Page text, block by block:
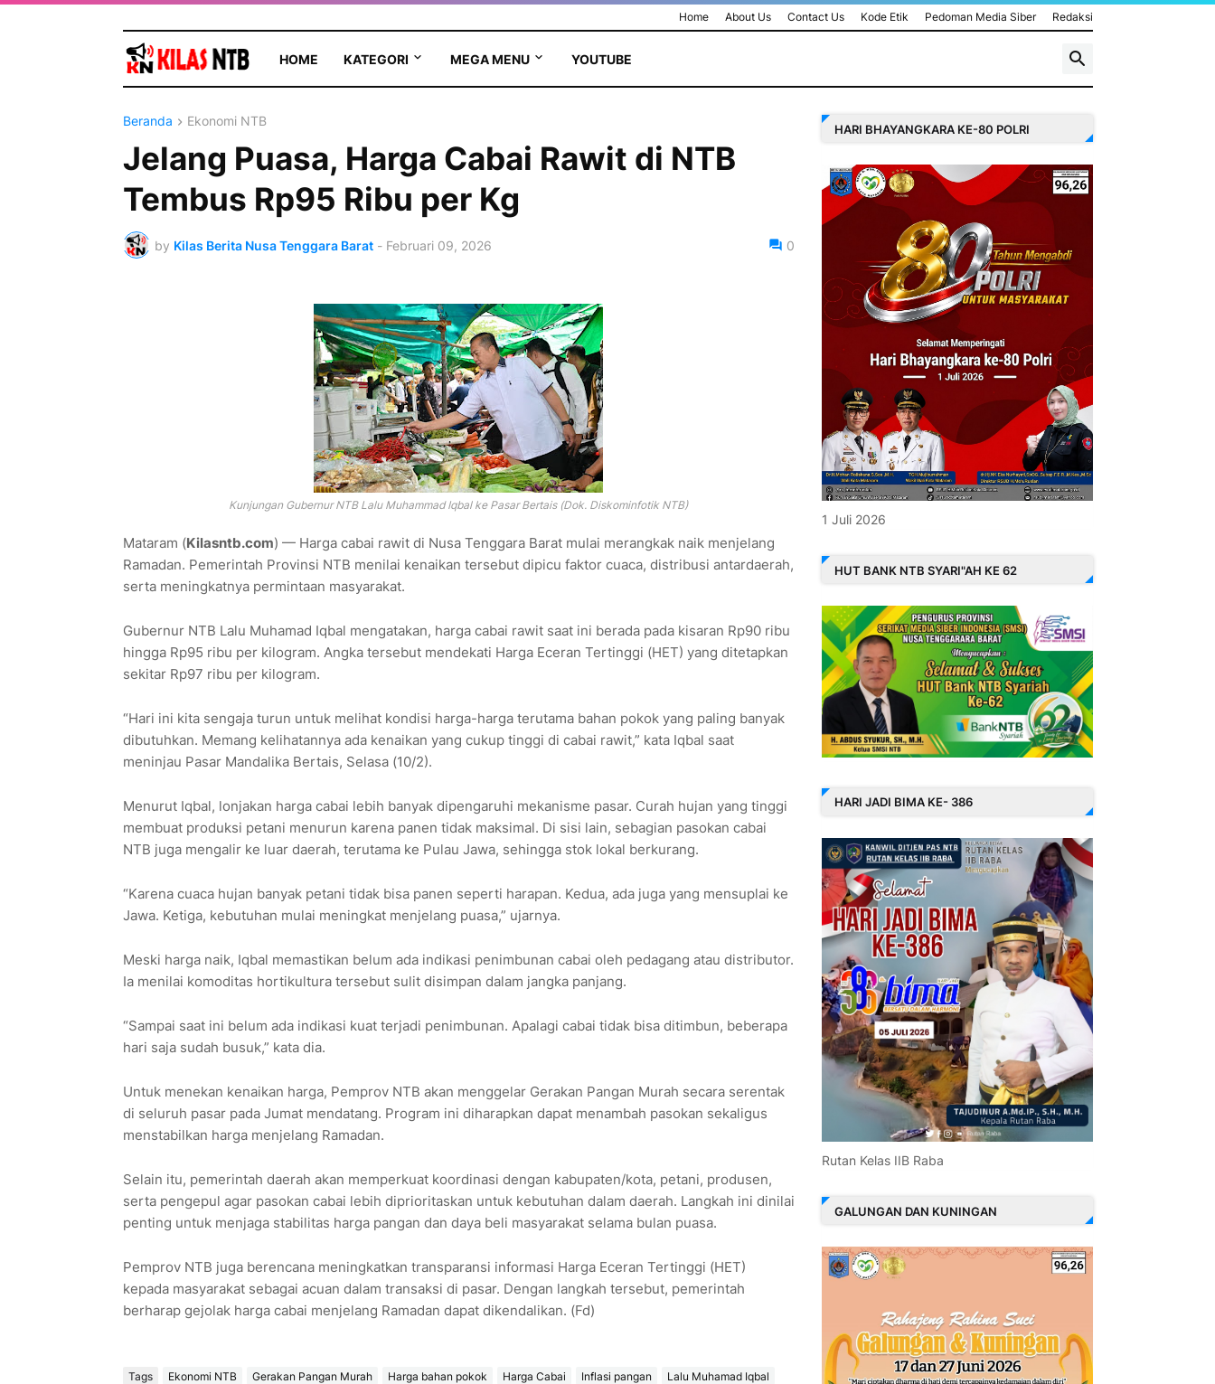
Home About Us Contact Us Kode Etik Pedoman Media Siber Redaksi
HOME KATEGORI MEGA MENU YOUTUBE
Beranda Ekonomi NTB
Jelang Puasa, Harga Cabai Rawit di NTB
Tembus Rp95 Ribu per Kg
by Kilas Berita Nusa Tenggara Barat - Februari 09, 2026 0
Kunjungan Gubernur NTB Lalu Muhammad Iqbal ke Pasar Bertais (Dok. Diskominfotik NTB)
Mataram (Kilasntb.com) — Harga cabai rawit di Nusa Tenggara Barat mulai merangkak naik menjelang
Ramadan. Pemerintah Provinsi NTB menilai kenaikan tersebut dipicu faktor cuaca, distribusi antardaerah,
serta meningkatnya permintaan masyarakat.
Gubernur NTB Lalu Muhamad Iqbal mengatakan, harga cabai rawit saat ini berada pada kisaran Rp90 ribu
hingga Rp95 ribu per kilogram. Angka tersebut mendekati Harga Eceran Tertinggi (HET) yang ditetapkan
sekitar Rp97 ribu per kilogram.
“Hari ini kita sengaja turun untuk melihat kondisi harga-harga terutama bahan pokok yang paling banyak
dibutuhkan. Memang kelihatannya ada kenaikan yang cukup tinggi di cabai rawit,” kata Iqbal saat
meninjau Pasar Mandalika Bertais, Selasa (10/2).
Menurut Iqbal, lonjakan harga cabai lebih banyak dipengaruhi mekanisme pasar. Curah hujan yang tinggi
membuat produksi petani menurun karena panen tidak maksimal. Di sisi lain, sebagian pasokan cabai
NTB juga mengalir ke luar daerah, terutama ke Pulau Jawa, sehingga stok lokal berkurang.
“Karena cuaca hujan banyak petani tidak bisa panen seperti harapan. Kedua, ada juga yang mensuplai ke
Jawa. Ketiga, kebutuhan mulai meningkat menjelang puasa,” ujarnya.
Meski harga naik, Iqbal memastikan belum ada indikasi penimbunan cabai oleh pedagang atau distributor.
Ia menilai komoditas hortikultura tersebut sulit disimpan dalam jangka panjang.
“Sampai saat ini belum ada indikasi kuat terjadi penimbunan. Apalagi cabai tidak bisa ditimbun, beberapa
hari saja sudah busuk,” kata dia.
Untuk menekan kenaikan harga, Pemprov NTB akan menggelar Gerakan Pangan Murah secara serentak
di seluruh pasar pada Jumat mendatang. Program ini diharapkan dapat menambah pasokan sekaligus
menstabilkan harga menjelang Ramadan.
Selain itu, pemerintah daerah akan memperkuat koordinasi dengan kabupaten/kota, petani, produsen,
serta pengepul agar pasokan cabai lebih diprioritaskan untuk kebutuhan dalam daerah. Langkah ini dinilai
penting untuk menjaga stabilitas harga pangan dan daya beli masyarakat selama bulan puasa.
Pemprov NTB juga berencana meningkatkan transparansi informasi Harga Eceran Tertinggi (HET)
kepada masyarakat sebagai acuan dalam transaksi di pasar. Dengan langkah tersebut, pemerintah
berharap gejolak harga cabai menjelang Ramadan dapat dikendalikan. (Fd)
Tags Ekonomi NTB Gerakan Pangan Murah Harga bahan pokok Harga Cabai Inflasi pangan
Lalu Muhamad Iqbal
HARI BHAYANGKARA KE-80 POLRI
1 Juli 2026
HUT BANK NTB SYARI"AH KE 62
HARI JADI BIMA KE- 386
Rutan Kelas IIB Raba
GALUNGAN DAN KUNINGAN